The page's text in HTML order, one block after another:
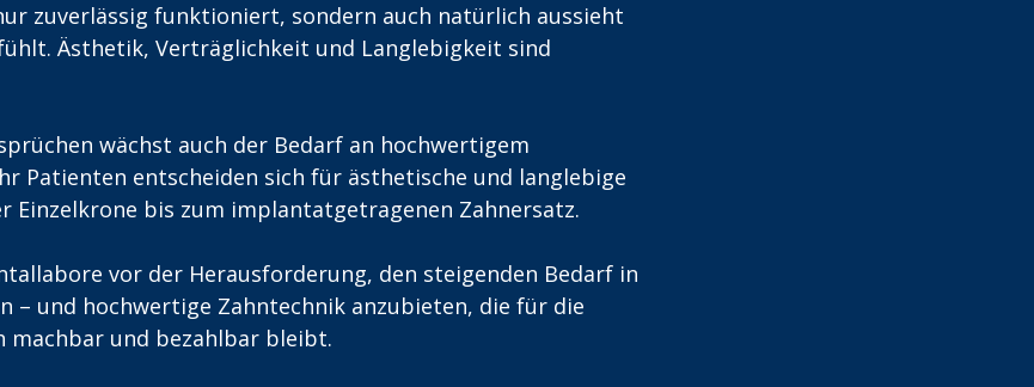
zuverlässig funktioniert, sondern auch natürlich aussieht
Ästhetik, Verträglichkeit und Langlebigkeit sind
wächst auch der Bedarf an hochwertigem
Patienten entscheiden sich für ästhetische und langlebige
Einzelkrone bis zum implantatgetragenen Zahnersatz.
vor der Herausforderung, den steigenden Bedarf in
– und hochwertige Zahntechnik anzubieten, die für die
machbar und bezahlbar bleibt.